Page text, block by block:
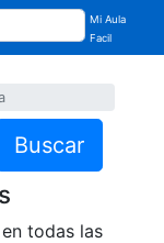
Mi Aula
Facil
Buscar
todas las